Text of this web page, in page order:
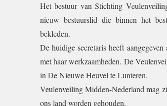
Het bestuur van Stichting
nieuw bestuurslid die binnen het
bekleden.
De huidige secretaris heeft
met haar werkzaamheden. De
in De Nieuwe Heuvel te Lunteren.
Veulenveiling Midden-Nederland mag
ons land worden gehouden.